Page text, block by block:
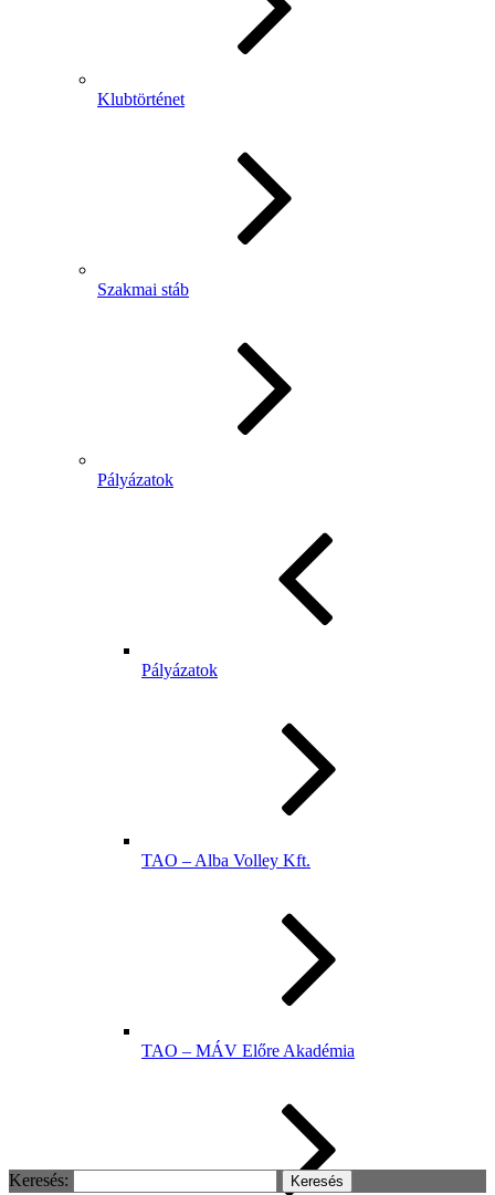
Klubtörténet
Szakmai stáb
Pályázatok
Pályázatok
TAO – Alba Volley Kft.
TAO – MÁV Előre Akadémia
Keresés: